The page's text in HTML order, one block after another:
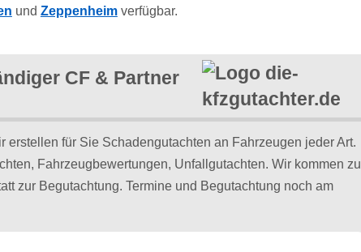
und Zeppenheimverfügbar.
CF & Partner
erstellen für Sie Schadengutachten an Fahrzeugen jeder Art.
Fahrzeugbewertungen, Unfallgutachten. Wir kommen zu
zur Begutachtung. Termine und Begutachtung noch am